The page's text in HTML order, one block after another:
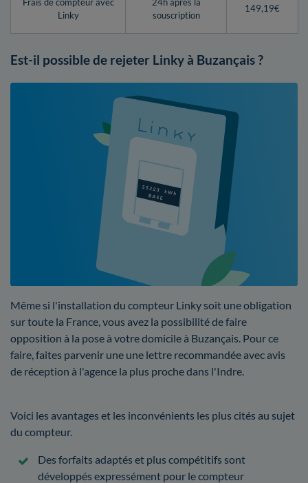
Linky
souscription
149,19€
Est-il possible de rejeter Linky à Buzançais ?
Même si l'installation du compteur Linky soit une obligation
sur toute la France, vous avez la possibilité de faire
opposition à la pose à votre domicile à Buzançais. Pour ce
faire, faites parvenir une une lettre recommandée avec avis
de réception à l'agence la plus proche dans l'Indre.
Voici les avantages et les inconvénients les plus cités au sujet
du compteur.
Des forfaits adaptés et plus compétitifs sont
développés expressément pour le compteur